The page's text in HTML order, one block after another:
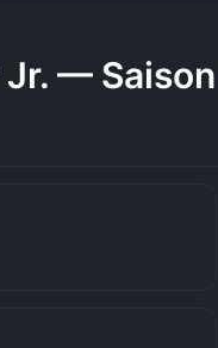
Jr. —